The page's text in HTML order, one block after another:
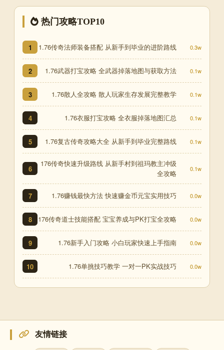
热门攻略TOP10
1 1.76传奇法师装备搭配 从新手到毕业的进阶路线 0.3w
2 1.76武器打宝攻略 全武器掉落地图与获取方法 0.1w
3 1.76散人全攻略 散人玩家生存发展完整教学 0.1w
4 1.76衣服打宝攻略 全衣服掉落地图汇总 0.1w
5 1.76复古传奇攻略大全 从新手到毕业完整路线 0.1w
6
176传奇快速升级路线 从新手村到祖玛教主冲级
全攻略
0.1w
7 1.76赚钱最快方法 快速赚金币元宝实用技巧 0.0w
8 176传奇道士技能搭配 宝宝养成与PK打宝全攻略 0.0w
9 1.76新手入门攻略 小白玩家快速上手指南 0.0w
10 1.76单挑技巧教学 一对一PK实战技巧 0.0w
友情链接